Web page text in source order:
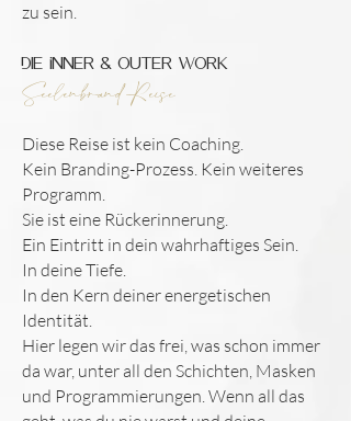
zu sein.
Die Inner & Outer Work
Seelenbrand Reise
Diese Reise ist kein Coaching.
Kein Branding-Prozess. Kein weiteres
Programm.
Sie ist eine Rückerinnerung.
Ein Eintritt in dein wahrhaftiges Sein.
In deine Tiefe.
In den Kern deiner energetischen
Identität.
Hier legen wir das frei, was schon immer
da war, unter all den Schichten, Masken
und Programmierungen.Wenn all das